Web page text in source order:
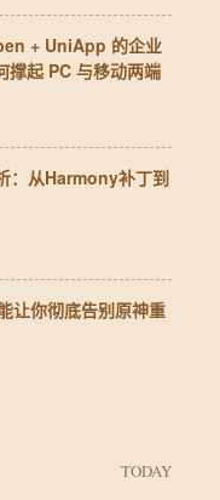
+ UniApp 的企业
撑起 PC 与移动两端
：从Harmony补丁到
让你彻底告别原神重
TODAY